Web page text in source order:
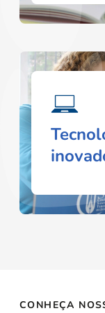
CONHEÇA